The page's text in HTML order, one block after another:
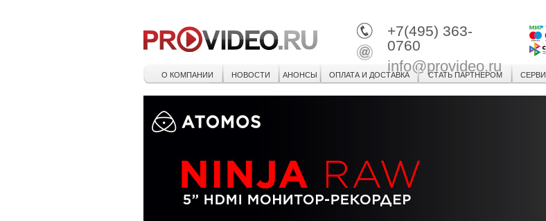
+7(495) 363-
0760
info@provideo.ru
О КОМПАНИИ НОВОСТИ АНОНСЫ ОПЛАТА И ДОСТАВКА СТАТЬ ПАРТНЕРОМ